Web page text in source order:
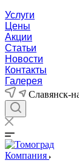
Услуги
Цены
Акции
Статьи
Новости
Контакты
Галерея
Славянск-
Компания